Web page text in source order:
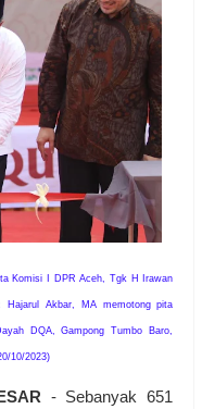
Komisi I DPR Aceh, Tgk H Irawan
Hajarul Akbar, MA memotong pita
DQA, Gampong Tumbo Baro,
10/2023)
- Sebanyak 651